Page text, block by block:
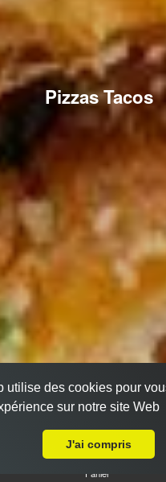
Pizzas Tacos
Panier
utilise des cookies pour
sur notre site Web
J'ai compris